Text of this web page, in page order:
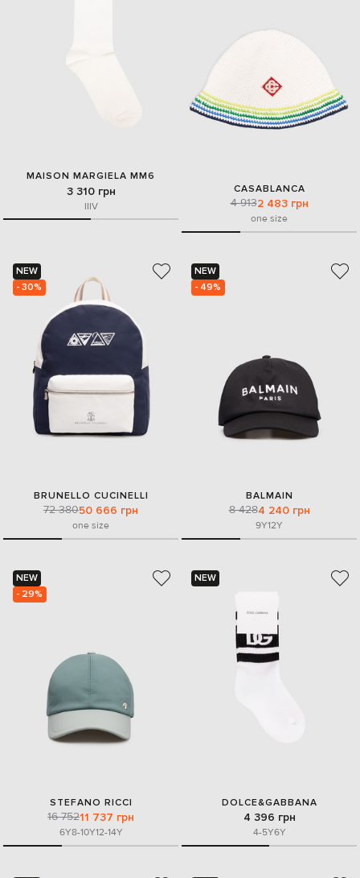
MAISON MARGIELA MM6
3 310 грн
IIIV
CASABLANCA
4 9132 483 грн
one size
NEW
- 30%
BRUNELLO CUCINELLI
72 38050 666 грн
one size
NEW
- 49%
BALMAIN
8 4284 240 грн
9Y12Y
NEW
- 29%
STEFANO RICCI
16 75211 737 грн
6Y8-10Y12-14Y
NEW
DOLCE&GABBANA
4 396 грн
4-5Y6Y